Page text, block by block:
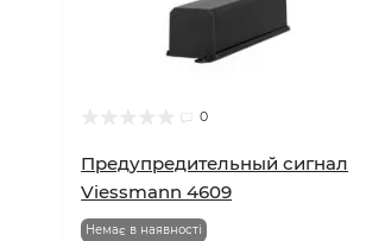
0
Предупредительный сигнал
Viessmann 4609
Немає в наявності